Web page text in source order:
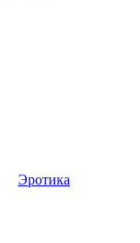
Эротика